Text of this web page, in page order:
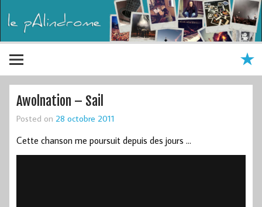
Awolnation – Sail
Posted on 28 octobre 2011
Cette chanson me poursuit depuis des jours …